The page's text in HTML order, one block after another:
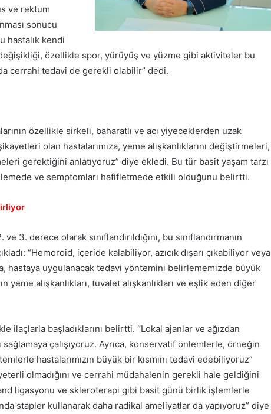
ve rektum
sonucu
hastalık kendi
özellikle spor, yürüyüş ve yüzme gibi aktiviteler bu
cerrahi tedavi de gerekli olabilir” dedi.
özellikle sirkeli, baharatlı ve acı yiyeceklerden uzak
olan hastalarımıza, yeme alışkanlıklarını değiştirmeleri,
gerektiğini anlatıyoruz” diye ekledi. Bu tür basit yaşam tarzı
ve semptomları hafifletmede etkili olduğunu belirtti.
3. derece olarak sınıflandırıldığını, bu sınıflandırmanın
“Hemoroid, içeride kalabiliyor, azıcık dışarı çıkabiliyor veya
hastaya uygulanacak tedavi yöntemini belirlememizde büyük
yeme alışkanlıkları, tuvalet alışkanlıkları ve eşlik eden diğer
ilaçlarla başladıklarını belirtti. “Lokal ajanlar ve ağızdan
çalışıyoruz. Ayrıca, konservatif önlemlerle, örneğin
hastalarımızın büyük bir kısmını tedavi edebiliyoruz”
olmadığını ve cerrahi müdahalenin gerekli hale geldiğini
ligasyonu ve skleroterapi gibi basit günü birlik işlemlerle
stapler kullanarak daha radikal ameliyatlar da yapıyoruz” diye